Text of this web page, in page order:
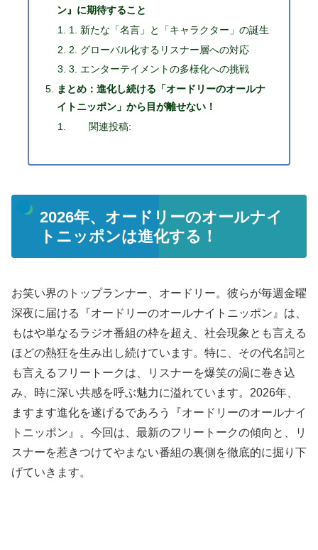
ン』に期待すること
1. 新たな「名言」と「キャラクター」の誕生
2. グローバル化するリスナー層への対応
3. エンターテイメントの多様化への挑戦
まとめ：進化し続ける「オードリーのオールナ
イトニッポン」から目が離せない！
関連投稿:
2026年、オードリーのオールナイ
トニッポンは進化する！
お笑い界のトップランナー、オードリー。彼らが毎週金曜
深夜に届ける『オードリーのオールナイトニッポン』は、
もはや単なるラジオ番組の枠を超え、社会現象とも言える
ほどの熱狂を生み出し続けています。特に、その代名詞と
も言えるフリートークは、リスナーを爆笑の渦に巻き込
み、時に深い共感を呼ぶ魅力に溢れています。2026年、
ますます進化を遂げるであろう『オードリーのオールナイ
トニッポン』。今回は、最新のフリートークの傾向と、リ
スナーを惹きつけてやまない番組の裏側を徹底的に掘り下
げていきます。